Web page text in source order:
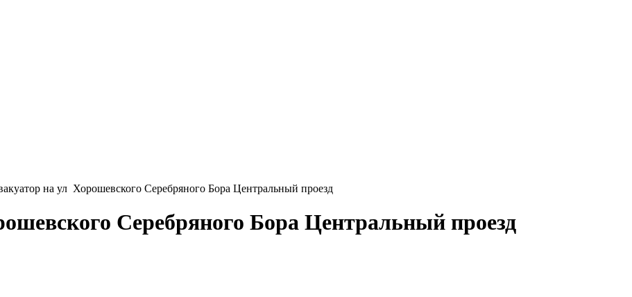
на ул Хорошевского Серебряного Бора Центральный проезд
Серебряного Бора Центральный проезд